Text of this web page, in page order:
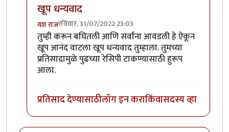
खूप धन्यवाद
यश राजरविवार, 31/07/2022 23:03
In reply toकरुन पहिली!byआनंद
तुम्ही करून बघितली आणि सर्वांना आवडली हे ऐकून
खूप आनंद वाटला खूप धन्यवाद तुम्हाला. तुमच्या
प्रतिसादामुळे पुढच्या रेसिपी टाकण्यासाठी हुरूप
आला.
प्रतिसाद देण्यासाठीलॉग इन कराकिंवासदस्य व्हा